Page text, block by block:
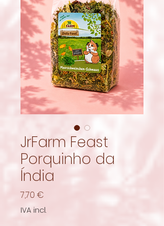
JrFarm Feast
Porquinho da
Índia
7,70 €
IVA incl.